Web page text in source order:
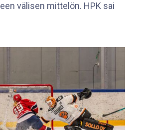
välisen mittelön. HPK sai